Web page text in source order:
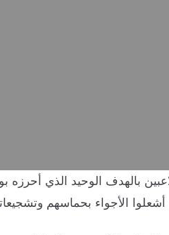
الأجواء بحماسهم